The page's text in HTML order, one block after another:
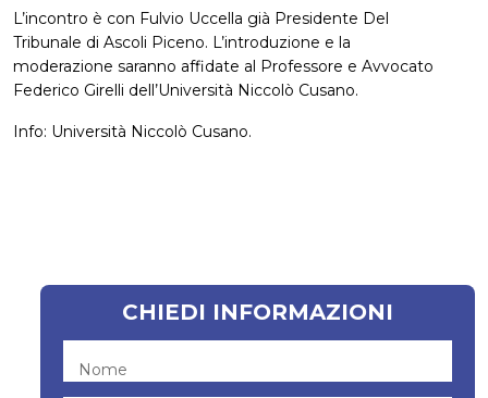
L’incontro è con Fulvio Uccella già Presidente Del
Tribunale di Ascoli Piceno. L’introduzione e la
moderazione saranno affidate al Professore e Avvocato
Federico Girelli dell’Università Niccolò Cusano.
Info: Università Niccolò Cusano.
CHIEDI INFORMAZIONI
Nome